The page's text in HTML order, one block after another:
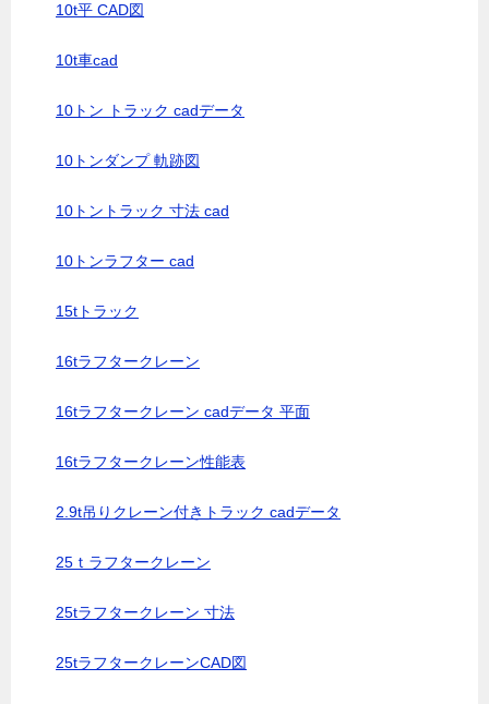
10t平 CAD図
10t車cad
10トン トラック cadデータ
10トンダンプ 軌跡図
10トントラック 寸法 cad
10トンラフター cad
15tトラック
16tラフタークレーン
16tラフタークレーン cadデータ 平面
16tラフタークレーン性能表
2.9t吊りクレーン付きトラック cadデータ
25ｔラフタークレーン
25tラフタークレーン 寸法
25tラフタークレーンCAD図